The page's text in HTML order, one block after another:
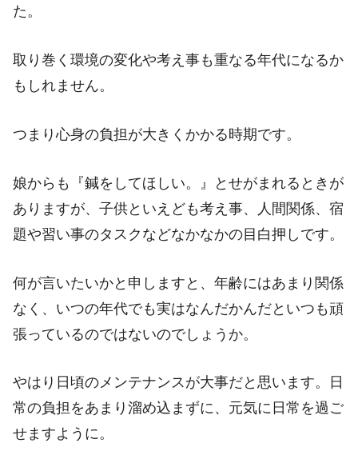
た。
取り巻く環境の変化や考え事も重なる年代になるか
もしれません。
つまり心身の負担が大きくかかる時期です。
娘からも『鍼をしてほしい。』とせがまれるときが
ありますが、子供といえども考え事、人間関係、宿
題や習い事のタスクなどなかなかの目白押しです。
何が言いたいかと申しますと、年齢にはあまり関係
なく、いつの年代でも実はなんだかんだといつも頑
張っているのではないのでしょうか。
やはり日頃のメンテナンスが大事だと思います。日
常の負担をあまり溜め込まずに、元気に日常を過ご
せますように。